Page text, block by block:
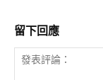
留下回應